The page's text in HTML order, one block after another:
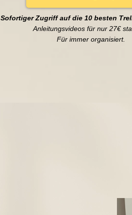
Sofortiger Zugriff auf die 10 besten
Anleitungsvideos für nur 27€
Für immer organisiert.